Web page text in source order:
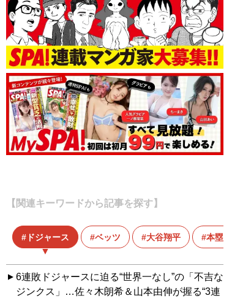
【関連キーワードから記事を探す】
ドジャース ベッツ 大谷翔平 本塁打
6連敗ドジャースに迫る“世界一なし”の「不吉な
ジンクス」…佐々木朗希＆山本由伸が握る“3連